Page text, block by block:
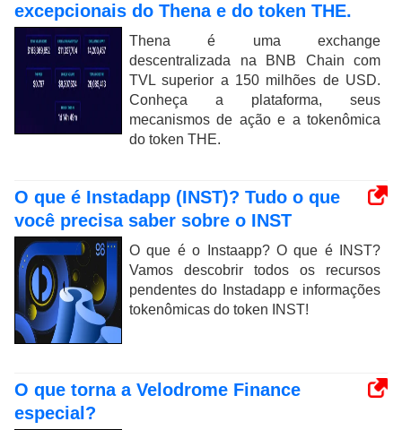
excepcionais do Thena e do token THE.
Thena é uma exchange
descentralizada na BNB Chain com
TVL superior a 150 milhões de USD.
Conheça a plataforma, seus
mecanismos de ação e a tokenômica
do token THE.
O que é Instadapp (INST)? Tudo o que
você precisa saber sobre o INST
O que é o Instaapp? O que é INST?
Vamos descobrir todos os recursos
pendentes do Instadapp e informações
tokenômicas do token INST!
O que torna a Velodrome Finance
especial?